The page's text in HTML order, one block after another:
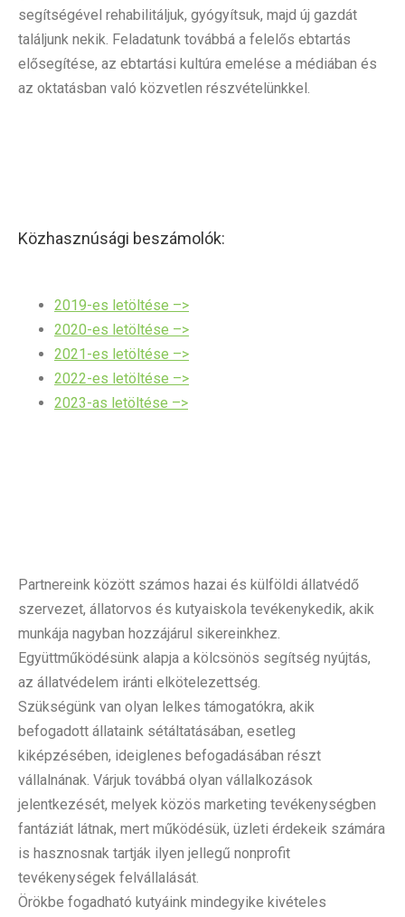
segítségével rehabilitáljuk, gyógyítsuk, majd új gazdát
találjunk nekik. Feladatunk továbbá a felelős ebtartás
elősegítése, az ebtartási kultúra emelése a médiában és
az oktatásban való közvetlen részvételünkkel.
Közhasznúsági beszámolók:
2019-es letöltése –>
2020-es letöltése –>
2021-es letöltése –>
2022-es letöltése –>
2023-as letöltése –>
Partnereink között számos hazai és külföldi állatvédő
szervezet, állatorvos és kutyaiskola tevékenykedik, akik
munkája nagyban hozzájárul sikereinkhez.
Együttműködésünk alapja a kölcsönös segítség nyújtás,
az állatvédelem iránti elkötelezettség.
Szükségünk van olyan lelkes támogatókra, akik
befogadott állataink sétáltatásában, esetleg
kiképzésében, ideiglenes befogadásában részt
vállalnának. Várjuk továbbá olyan vállalkozások
jelentkezését, melyek közös marketing tevékenységben
fantáziát látnak, mert működésük, üzleti érdekeik számára
is hasznosnak tartják ilyen jellegű nonprofit
tevékenységek felvállalását.
Örökbe fogadható kutyáink mindegyike kivételes